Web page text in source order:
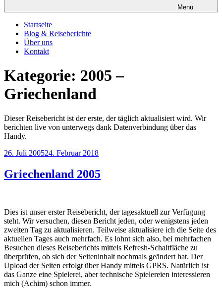
Menü
Startseite
Blog & Reiseberichte
Über uns
Kontakt
Kategorie: 2005 –
Griechenland
Dieser Reisebericht ist der erste, der täglich aktualisiert wird. Wir
berichten live von unterwegs dank Datenverbindung über das
Handy.
Veröffentlicht
26. Juli 200524. Februar 2018
Griechenland 2005
Dies ist unser erster Reisebericht, der tagesaktuell zur Verfügung
steht. Wir versuchen, diesen Bericht jeden, oder wenigstens jeden
zweiten Tag zu aktualisieren. Teilweise aktualisiere ich die Seite des
aktuellen Tages auch mehrfach. Es lohnt sich also, bei mehrfachen
Besuchen dieses Reiseberichts mittels Refresh-Schaltfläche zu
überprüfen, ob sich der Seiteninhalt nochmals geändert hat. Der
Upload der Seiten erfolgt über Handy mittels GPRS. Natürlich ist
das Ganze eine Spielerei, aber technische Spielereien interessieren
mich (Achim) schon immer.